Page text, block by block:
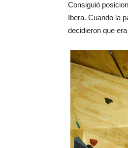
Consiguió
Ibera. Cuando la
decidieron que